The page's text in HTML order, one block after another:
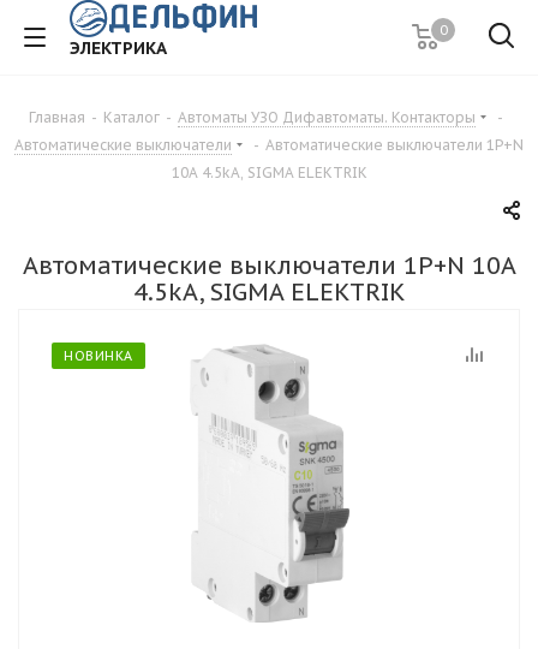
ЭЛЕКТРИКА
0
Главная - Каталог - Автоматы УЗО Дифавтоматы. Контакторы
-
Автоматические выключатели
- Автоматические выключатели 1P+N
10A 4.5kA, SIGMA ELEKTRIK
Автоматические выключатели 1P+N 10A
4.5kA, SIGMA ELEKTRIK
НОВИНКА